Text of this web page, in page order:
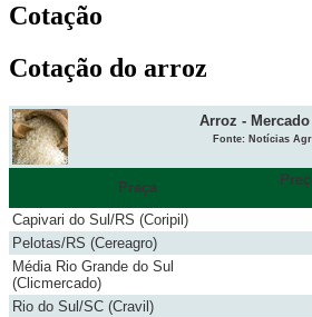
Cotação
Cotação do arroz
Arroz -
Fonte: Notícias
Praça
Capivari do Sul/RS (Coripil)
Pelotas/RS (Cereagro)
Média Rio Grande do Sul
(Clicmercado)
Rio do Sul/SC (Cravil)